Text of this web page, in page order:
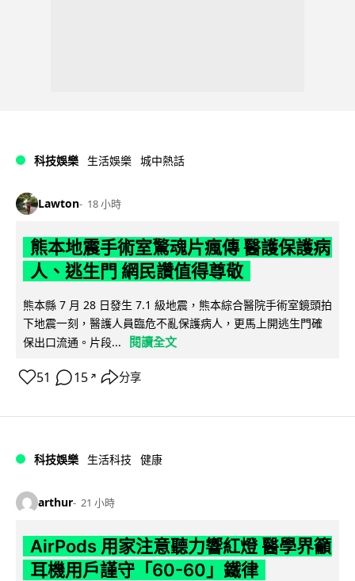
科技娛樂 生活娛樂 城中熱話
Lawton 18 小時
熊本地震手術室驚魂片瘋傳 醫護保護病
人、逃生門 網民讚值得尊敬
熊本縣 7 月 28 日發生 7.1 級地震，熊本綜合醫院手術室鏡頭拍
下地震一刻，醫護人員臨危不亂保護病人，更馬上開逃生門確
保出口流通。片段...
閱讀全文
51 15 ↗ 分享
科技娛樂 生活科技 健康
arthur 21 小時
AirPods 用家注意聽力響紅燈 醫學界籲
耳機用戶謹守「60-60」鐵律